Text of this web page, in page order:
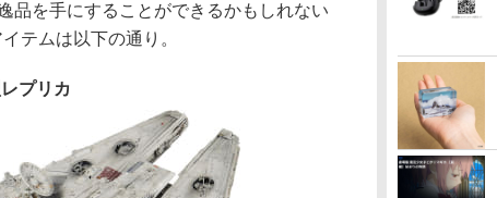
品を手にすることができるかもしれない
テムは以下の通り。
プリカ